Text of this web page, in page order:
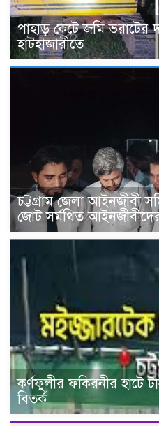
পাহাড় কেটে জমি ভরাটের
হাটহাজারীতে
চট্টগ্রাম জেলা আইনজীবী
জোট সর্মথিত
কর্ণফুলীর ফকিরনীর হাটে
বিতর্ক